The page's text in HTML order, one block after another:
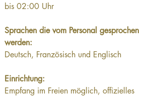
bis 02:00 Uhr
Sprachen die vom Personal gesprochen
werden:
Deutsch, Französisch und Englisch
Einrichtung:
Empfang im Freien möglich, offizielles